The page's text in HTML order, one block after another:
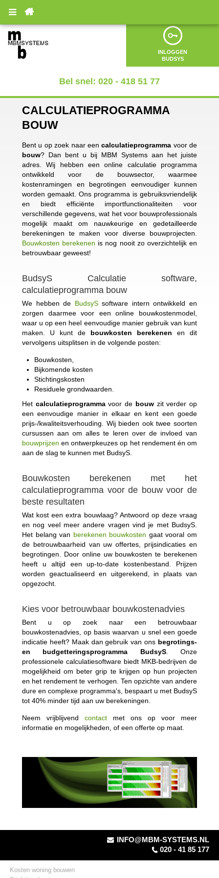

INLOGGEN
BUDSYS
Bel snel: 020 - 418 51 77
CALCULATIEPROGRAMMA
BOUW
Bent u op zoek naar eencalculatieprogramma voor de
bouw? Dan bent u bij MBM Systems aan het juiste
adres. Wij hebben een online calculatie programma
ontwikkeld voor de bouwsector, waarmee
kostenramingen en begrotingen eenvoudiger kunnen
worden gemaakt. Ons programma is gebruiksvriendelijk
en biedt efficiënte importfunctionaliteiten voor
verschillende gegevens, wat het voor bouwprofessionals
mogelijk maakt om nauwkeurige en gedetailleerde
berekeningen te maken voor diverse bouwprojecten.
Bouwkosten berekenen is nog nooit zo overzichtelijk en
betrouwbaar geweest!
BudsyS Calculatie software,
calculatieprogramma bouw
We hebben de BudsySsoftware intern ontwikkeld en
zorgen daarmee voor een online bouwkostenmodel,
waar u op een heel eenvoudige manier gebruik van kunt
maken. U kunt de bouwkosten berekenen en dit
vervolgens uitsplitsen in de volgende posten:
Bouwkosten,
Bijkomende kosten
Stichtingskosten
Residuele grondwaarden.
Het calculatieprogrammavoor de bouwzit verder op
een eenvoudige manier in elkaar en kent een goede
prijs-/kwaliteitsverhouding. Wij bieden ook twee soorten
cursussen aan om alles te leren over de invloed van
bouwprijzen en ontwerpkeuzes op het rendement én om
aan de slag te kunnen met BudsyS.
Bouwkosten berekenen met het
calculatieprogramma voor de bouw voor de
beste resultaten
Wat kost een extra bouwlaag? Antwoord op deze vraag
en nog veel meer andere vragen vind je met BudsyS.
Het belang van berekenen bouwkosten gaat vooral om
de betrouwbaarheid van uw offertes, prijsindicaties en
begrotingen. Door online uw bouwkosten te berekenen
heeft u altijd een up-to-date kostenbestand. Prijzen
worden geactualiseerd en uitgerekend, in plaats van
opgezocht.
Kies voor betrouwbaar bouwkostenadvies
Bent u op zoek naar een betrouwbaar
bouwkostenadvies, op basis waarvan u snel een goede
indicatie heeft? Maak dan gebruik van ons begrotings-
en budgetteringsprogramma BudsyS. Onze
professionele calculatiesoftware biedt MKB-bedrijven de
mogelijkheid om beter grip te krijgen op hun projecten
en het rendement te verhogen. Ten opzichte van andere
dure en complexe programma's, bespaart u met BudsyS
tot 40% minder tijd aan uw berekeningen.
Neem vrijblijvend contact met ons op voor meer
informatie en mogelijkheden, of een offerte op maat.
INFO@MBM-SYSTEMS.NL
020 - 41 85 177
Kosten woning bouwen